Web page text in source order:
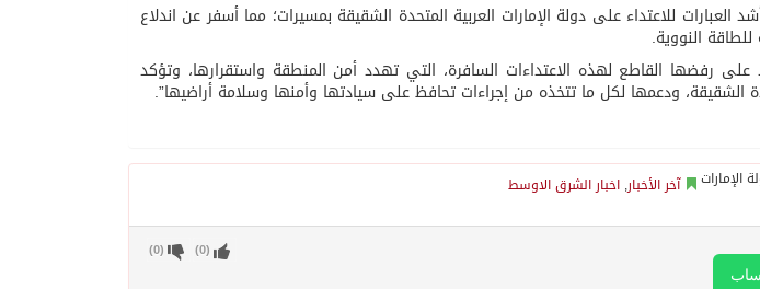
العبارات للاعتداء على دولة الإمارات العربية المتحدة الشقيقة بمسيرات؛ مما أسفر عن اندلاع
النووية.
رفضها القاطع لهذه الاعتداءات السافرة، التي تهدد أمن المنطقة واستقرارها، وتؤكد
الشقيقة، ودعمها لكل ما تتخذه من إجراءات تحافظ على سيادتها وأمنها وسلامة أراضيها”.
آخر الأخبار, اخبار الشرق الاوسط
(
0
) (
0
)